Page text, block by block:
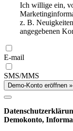
Ich willige ein,
z. B.
angegebenen
E-mail
SMS/MMS
Demo-Konto eröffnen »
Demokonto,